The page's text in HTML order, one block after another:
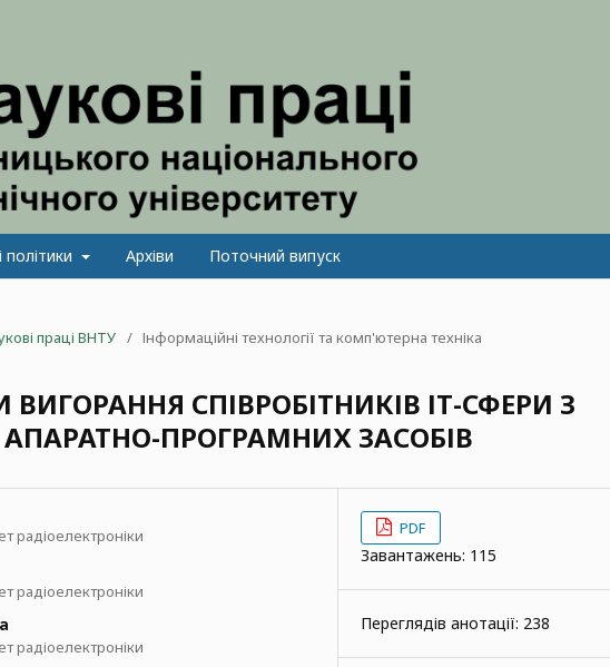
політики Архіви Поточний випуск
праці ВНТУ / Інформаційні технології та комп'ютерна техніка
СПІВРОБІТНИКІВ ІТ-СФЕРИ З
ПРОГРАМНИХ ЗАСОБІВ
радіоелектроніки
радіоелектроніки
радіоелектроніки
PDF
Завантажень: 115
Переглядів анотації: 238